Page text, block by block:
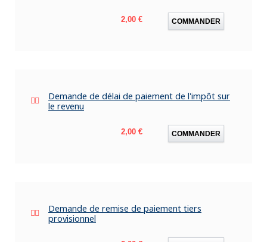
Prix
2,00 € COMMANDER
Demande de délai de paiement de l'impôt sur
le revenu
Prix
2,00 € COMMANDER
Demande de remise de paiement tiers
provisionnel